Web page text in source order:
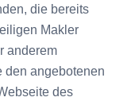
die bereits
Makler
anderem
den angebotenen
des